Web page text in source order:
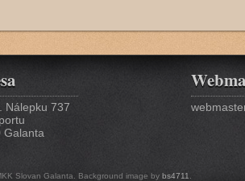
Nálepku 737
Galanta
Slovan Galanta. Background image by bs4711